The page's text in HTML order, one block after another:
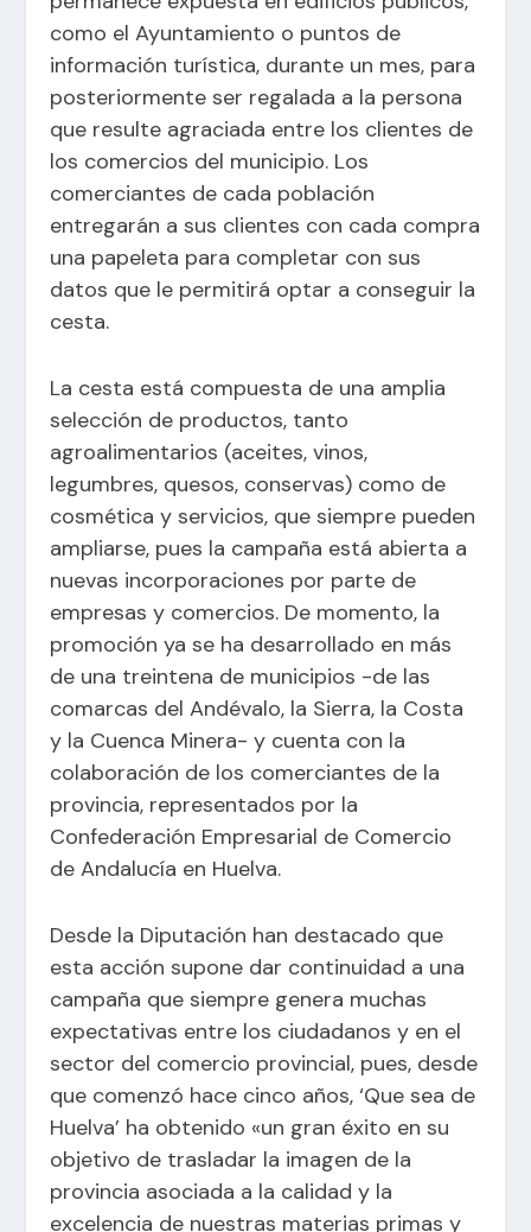
como el Ayuntamiento o puntos de
información turística, durante un mes, para
posteriormente ser regalada a la persona
que resulte agraciada entre los clientes de
los comercios del municipio. Los
comerciantes de cada población
entregarán a sus clientes con cada compra
una papeleta para completar con sus
datos que le permitirá optar a conseguir la
cesta.
La cesta está compuesta de una amplia
selección de productos, tanto
agroalimentarios (aceites, vinos,
legumbres, quesos, conservas) como de
cosmética y servicios, que siempre pueden
ampliarse, pues la campaña está abierta a
nuevas incorporaciones por parte de
empresas y comercios. De momento, la
promoción ya se ha desarrollado en más
de una treintena de municipios -de las
comarcas del Andévalo, la Sierra, la Costa
y la Cuenca Minera- y cuenta con la
colaboración de los comerciantes de la
provincia, representados por la
Confederación Empresarial de Comercio
de Andalucía en Huelva.
Desde la Diputación han destacado que
esta acción supone dar continuidad a una
campaña que siempre genera muchas
expectativas entre los ciudadanos y en el
sector del comercio provincial, pues, desde
que comenzó hace cinco años, ‘Que sea de
Huelva’ ha obtenido «un gran éxito en su
objetivo de trasladar la imagen de la
provincia asociada a la calidad y la
excelencia de nuestras materias primas y